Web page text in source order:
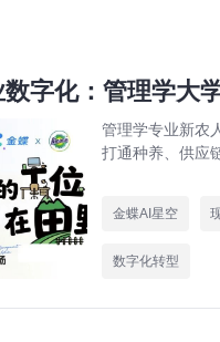
字化：管理学大
管理学专业新农
打通种养、供应
金蝶AI星空
数字化转型